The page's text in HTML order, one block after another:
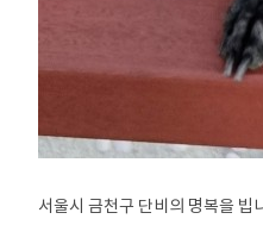
서울시 금천구 단비의 명복을 빕